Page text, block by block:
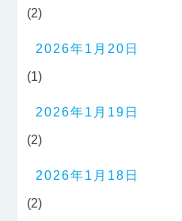
(2)
2026年1月20日
(1)
2026年1月19日
(2)
2026年1月18日
(2)